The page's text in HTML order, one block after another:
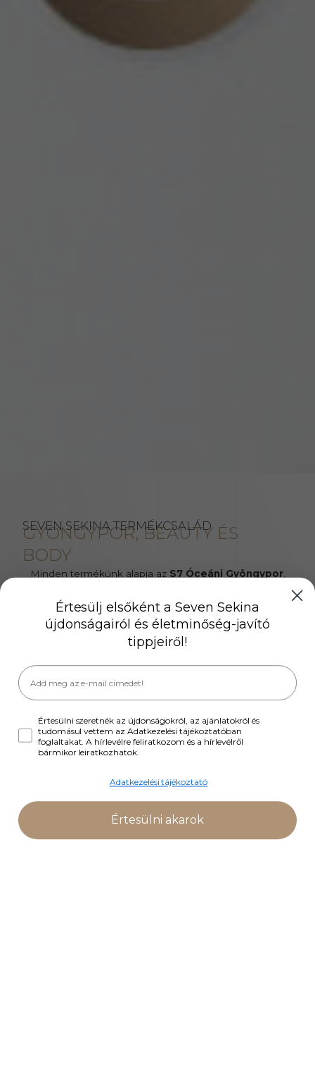
Gyöngypor és funkcionális kollagének elismert
sportolók ajánlásával.
MUTASD A TERMÉKEKET
SEVEN SEKINA TERMÉKCSALÁD
GYÖNGYPOR, BEAUTY ÉS
BODY
Minden termékünk alapja az S7 Óceáni Gyöngypor,
kozmetikumként is használható.
BEAUTY ésBODYtermékek a gyöngypor mellett már
egy-egy, a németGELITA partnercégünk által
szabadalmaztatott bioaktív kollagénpeptidet is
tartalmaznak további nélkülözhetetlen vitaminok és aktív
Értesülj elsőként a Seven Sekina
újdonságairól és életminőség-javító
tippjeiről!
Értesülni szeretnék az újdonságokról, az ajánlatokról és
tudomásul vettem az Adatkezelési tájékoztatóban
foglaltakat. A hírlevélre feliratkozom és a hírlevélről
bármikor leiratkozhatok.
Adatkezelési tájékoztató
Értesülni akarok